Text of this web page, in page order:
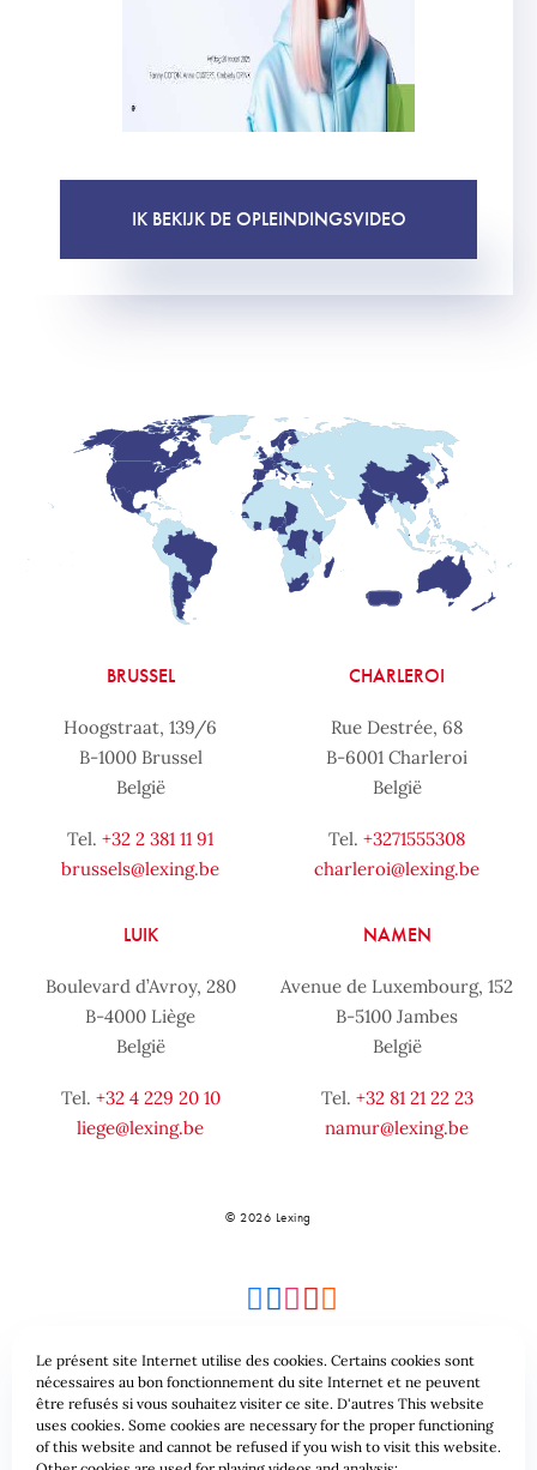
IK BEKIJK DE OPLEINDINGSVIDEO
BRUSSEL
Hoogstraat, 139/6
B-1000 Brussel
België
Tel. +32 2 381 11 91
brussels@lexing.be
CHARLEROI
Rue Destrée, 68
B-6001 Charleroi
België
Tel. +3271555308
charleroi@lexing.be
LUIK
Boulevard d’Avroy, 280
B-4000 Liège
België
Tel. +32 4 229 20 10
liege@lexing.be
NAMEN
Avenue de Luxembourg, 152
B-5100 Jambes
België
Tel. +32 81 21 22 23
namur@lexing.be
© 2026 Lexing
Site-overzicht Algemene voorwaarden
Gegevensbeschermingsbeleid & Cookies
Le présent site Internet utilise des cookies. Certains cookies sont
nécessaires au bon fonctionnement du site Internet et ne peuvent
être refusés si vous souhaitez visiter ce site. D'autres This website
uses cookies. Some cookies are necessary for the proper functioning
of this website and cannot be refused if you wish to visit this website.